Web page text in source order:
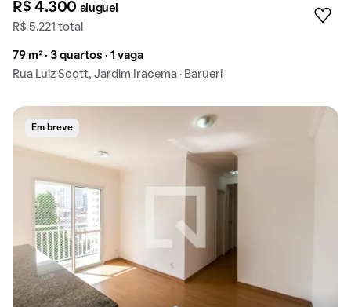
R$ 4.300 aluguel
R$ 5.221 total
79 m² · 3 quartos · 1 vaga
Rua Luiz Scott, Jardim Iracema · Barueri
Em breve